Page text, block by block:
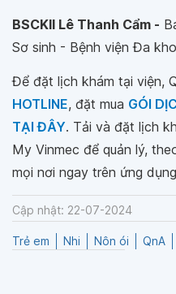
BSCKII Lê Thanh Cẩm -
Sơ sinh - Bệnh viện Đa
Để đặt lịch khám tại viện,
HOTLINE, đặt mua GÓI
TẠI ĐÂY. Tải và đặt lịch
My Vinmec để quản lý,
mọi nơi ngay trên ứng
Cập nhật: 22-07-2024
Trẻ em Nhi Nôn ói QnA